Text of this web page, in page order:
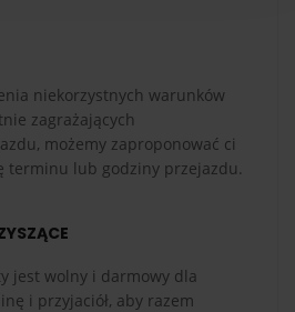
od 0 do 100 km/h -
że Nissannatychmiastowo
pedału gazu
z napędem 4x4 skutkuje
i idealną kontrolą w ciasnych
obok Nissana Skyline’a
samochód pochodzący z
niekorzystnych warunków
zagrażających
możemy zaproponować ci
terminu lub godziny przejazdu.
jest wolny i darmowy dla
i przyjaciół, aby razem